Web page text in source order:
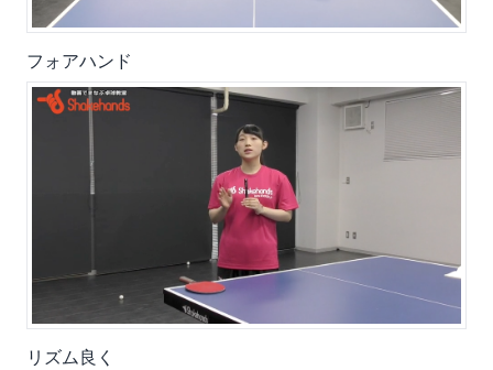
フォアハンド
リズム良く